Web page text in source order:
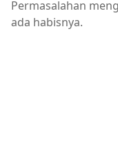
Permasalahan
ada habisnya.